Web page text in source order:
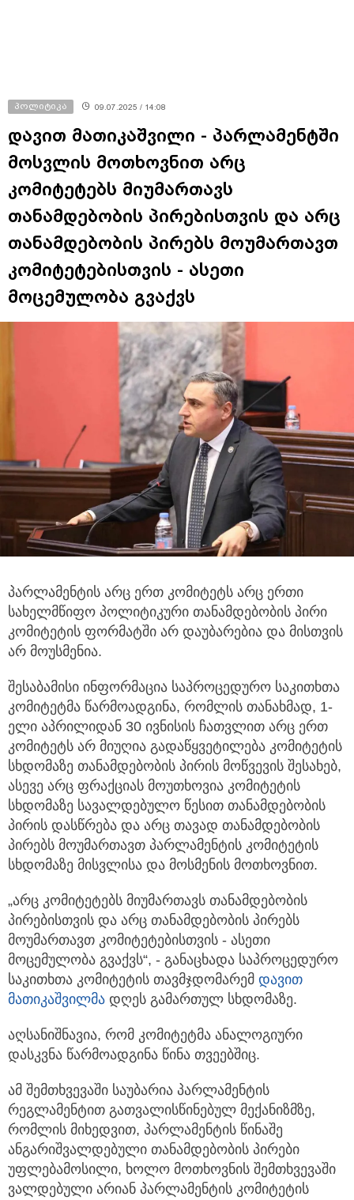
პოლიტიკა 09.07.2025 / 14:08
დავით მათიკაშვილი - პარლამენტში
მოსვლის მოთხოვნით არც
კომიტეტებს მიუმართავს
თანამდებობის პირებისთვის და არც
თანამდებობის პირებს მოუმართავთ
კომიტეტებისთვის - ასეთი
მოცემულობა გვაქვს
პარლამენტის არც ერთ კომიტეტს არც ერთი
სახელმწიფო პოლიტიკური თანამდებობის პირი
კომიტეტის ფორმატში არ დაუბარებია და მისთვის
არ მოუსმენია.
შესაბამისი ინფორმაცია საპროცედურო საკითხთა
კომიტეტმა წარმოადგინა, რომლის თანახმად, 1-
ელი აპრილიდან 30 ივნისის ჩათვლით არც ერთ
კომიტეტს არ მიუღია გადაწყვეტილება კომიტეტის
სხდომაზე თანამდებობის პირის მოწვევის შესახებ,
ასევე არც ფრაქციას მოუთხოვია კომიტეტის
სხდომაზე სავალდებულო წესით თანამდებობის
პირის დასწრება და არც თავად თანამდებობის
პირებს მოუმართავთ პარლამენტის კომიტეტის
სხდომაზე მისვლისა და მოსმენის მოთხოვნით.
„არც კომიტეტებს მიუმართავს თანამდებობის
პირებისთვის და არც თანამდებობის პირებს
მოუმართავთ კომიტეტებისთვის - ასეთი
მოცემულობა გვაქვს“, - განაცხადა საპროცედურო
საკითხთა კომიტეტის თავმჯდომარემ დავით
მათიკაშვილმა დღეს გამართულ სხდომაზე.
აღსანიშნავია, რომ კომიტეტმა ანალოგიური
დასკვნა წარმოადგინა წინა თვეებშიც.
ამ შემთხვევაში საუბარია პარლამენტის
რეგლამენტით გათვალისწინებულ მექანიზმზე,
რომლის მიხედვით, პარლამენტის წინაშე
ანგარიშვალდებული თანამდებობის პირები
უფლებამოსილი, ხოლო მოთხოვნის შემთხვევაში
ვალდებული არიან პარლამენტის კომიტეტის